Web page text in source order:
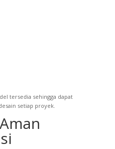
tersedia sehingga dapat
setiap proyek.